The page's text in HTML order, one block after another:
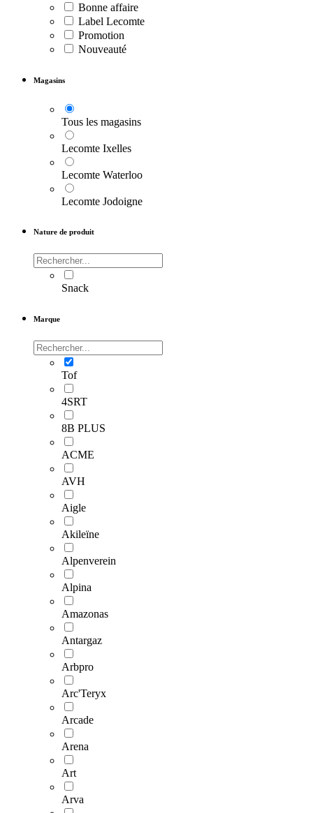
Bonne affaire
Label Lecomte
Promotion
Nouveauté
Magasins
Tous les magasins
Lecomte Ixelles
Lecomte Waterloo
Lecomte Jodoigne
Nature de produit
Snack
Marque
Tof
4SRT
8B PLUS
ACME
AVH
Aigle
Akileïne
Alpenverein
Alpina
Amazonas
Antargaz
Arbpro
Arc'Teryx
Arcade
Arena
Art
Arva